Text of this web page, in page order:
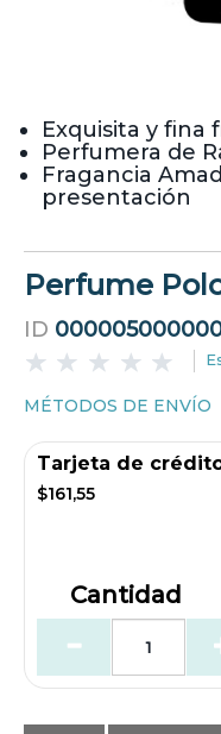
Exquisita y fina
Perfumera de
Fragancia
presentación
Perfume
ID
MÉTODOS DE ENVÍO
Tarjeta de
$161,55
Cantidad